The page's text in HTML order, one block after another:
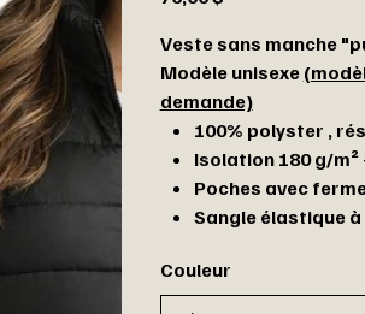
Veste sans manche
Modèle unisexe
demande)
100% polyster ,
Isolation 180 g/m²
Poches avec
Sangle élastique
Couleur